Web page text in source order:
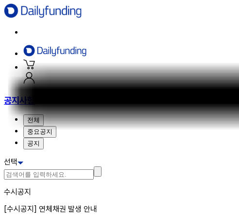
공지사항
전체
중요공지
공지
선택
수시공지
[수시공지] 연체채권 발생 안내